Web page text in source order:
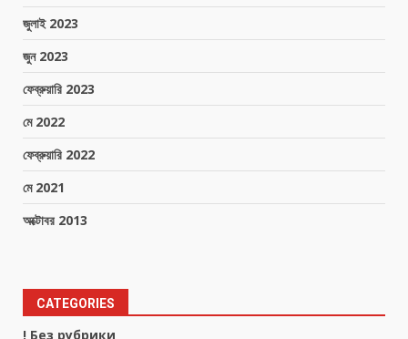
জুলাই 2023
জুন 2023
ফেব্রুয়ারি 2023
মে 2022
ফেব্রুয়ারি 2022
মে 2021
অক্টোবর 2013
CATEGORIES
! Без рубрики